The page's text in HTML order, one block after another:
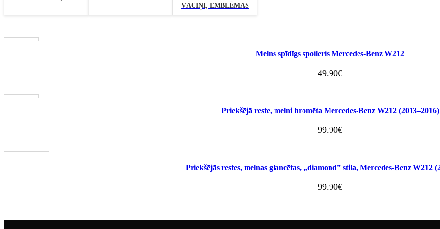
VĀCIŅI, EMBLĒMAS
Melns spīdīgs spoileris Mercedes-Benz W212
49.90€
Priekšējā reste, melni hromēta Mercedes-Benz W212 (2013–2016)
99.90€
Priekšējās restes, melnas glancētas, „diamond” stila, Mercedes-Benz W212
99.90€